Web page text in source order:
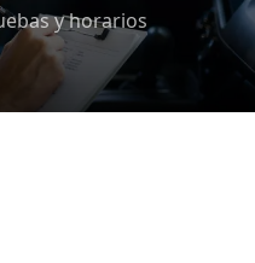
y horarios